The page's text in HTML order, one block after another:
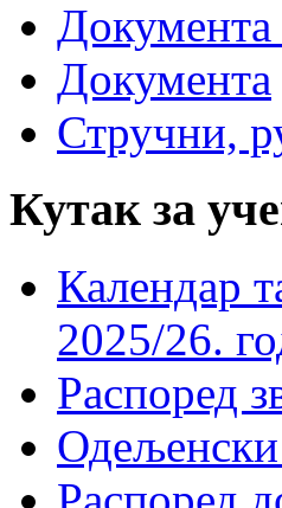
Документа
Документа
Стручни,
Кутак за
Календар
2025/26.
Распоред
Одељенски